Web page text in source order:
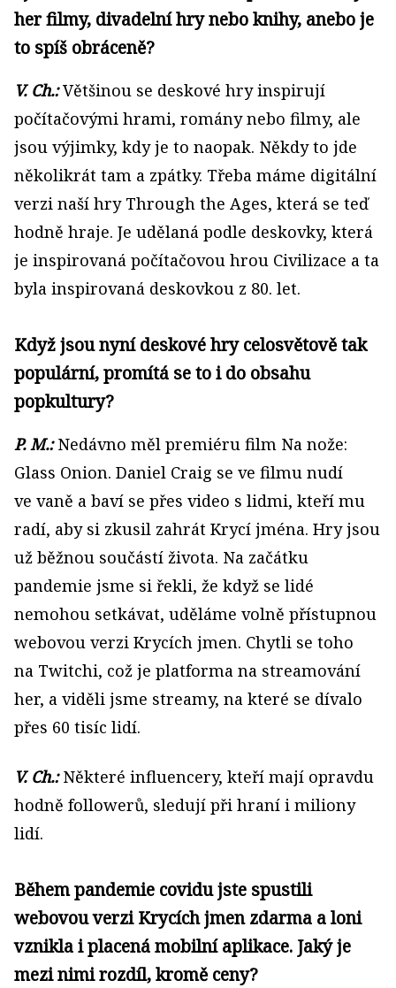
her filmy, divadelní hry nebo knihy, anebo je
to spíš obráceně?
V. Ch.:Většinou se deskové hry inspirují
počítačovými hrami, romány nebo filmy, ale
jsou výjimky, kdy je to naopak. Někdy to jde
několikrát tam a zpátky. Třeba máme digitální
verzi naší hry Through the Ages, která se teď
hodně hraje. Je udělaná podle deskovky, která
je inspirovaná počítačovou hrou Civilizace a ta
byla inspirovaná deskovkou z 80. let.
Když jsou nyní deskové hry celosvětově tak
populární, promítá se to i do obsahu
popkultury?
P. M.: Nedávno měl premiéru film Na nože:
Glass Onion. Daniel Craig se ve filmu nudí
ve vaně a baví se přes video s lidmi, kteří mu
radí, aby si zkusil zahrát Krycí jména. Hry jsou
už běžnou součástí života. Na začátku
pandemie jsme si řekli, že když se lidé
nemohou setkávat, uděláme volně přístupnou
webovou verzi Krycích jmen. Chytli se toho
na Twitchi, což je platforma na streamování
her, a viděli jsme streamy, na které se dívalo
přes 60 tisíc lidí.
V. Ch.:Některé influencery, kteří mají opravdu
hodně followerů, sledují při hraní i miliony
lidí.
Během pandemie covidu jste spustili
webovou verzi Krycích jmen zdarma a loni
vznikla i placená mobilní aplikace. Jaký je
mezi nimi rozdíl, kromě ceny?